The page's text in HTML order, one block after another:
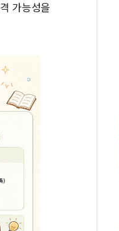
가능성을